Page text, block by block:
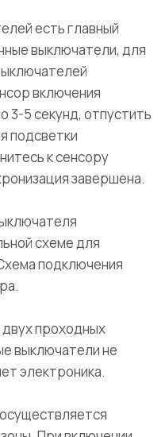
есть главный
выключатели, для
включения
3-5 секунд, отпустить
подсветки
к сенсору
завершена.
схеме для
подключения
проходных
выключатели не
электроника.